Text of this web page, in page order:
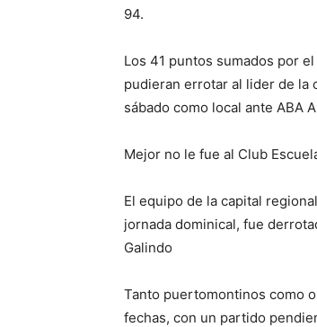
94.
Los 41 puntos sumados por
pudieran errotar al lider de la
sábado como local ante ABA
Mejor no le fue al Club
El equipo de la capital
jornada dominical, fue
Galindo
Tanto puertomontinos como
fechas, con un partido